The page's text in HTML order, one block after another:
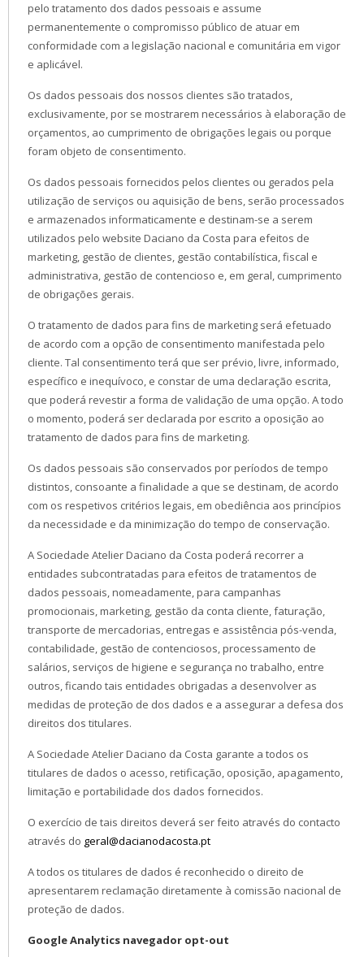
pelo tratamento dos dados pessoais e assume
permanentemente o compromisso público de atuar em
conformidade com a legislação nacional e comunitária em vigor
e aplicável.
Os dados pessoais dos nossos clientes são tratados,
exclusivamente, por se mostrarem necessários à elaboração de
orçamentos, ao cumprimento de obrigações legais ou porque
foram objeto de consentimento.
Os dados pessoais fornecidos pelos clientes ou gerados pela
utilização de serviços ou aquisição de bens, serão processados
e armazenados informaticamente e destinam-se a serem
utilizados pelo website Daciano da Costa para efeitos de
marketing, gestão de clientes, gestão contabilística, fiscal e
administrativa, gestão de contencioso e, em geral, cumprimento
de obrigações gerais.
O tratamento de dados para fins de marketing será efetuado
de acordo com a opção de consentimento manifestada pelo
cliente. Tal consentimento terá que ser prévio, livre, informado,
específico e inequívoco, e constar de uma declaração escrita,
que poderá revestir a forma de validação de uma opção. A todo
o momento, poderá ser declarada por escrito a oposição ao
tratamento de dados para fins de marketing.
Os dados pessoais são conservados por períodos de tempo
distintos, consoante a finalidade a que se destinam, de acordo
com os respetivos critérios legais, em obediência aos princípios
da necessidade e da minimização do tempo de conservação.
A Sociedade Atelier Daciano da Costa poderá recorrer a
entidades subcontratadas para efeitos de tratamentos de
dados pessoais, nomeadamente, para campanhas
promocionais, marketing, gestão da conta cliente, faturação,
transporte de mercadorias, entregas e assistência pós-venda,
contabilidade, gestão de contenciosos, processamento de
salários, serviços de higiene e segurança no trabalho, entre
outros, ficando tais entidades obrigadas a desenvolver as
medidas de proteção de dos dados e a assegurar a defesa dos
direitos dos titulares.
A Sociedade Atelier Daciano da Costa garante a todos os
titulares de dados o acesso, retificação, oposição, apagamento,
limitação e portabilidade dos dados fornecidos.
O exercício de tais direitos deverá ser feito através do contacto
através do geral@dacianodacosta.pt
A todos os titulares de dados é reconhecido o direito de
apresentarem reclamação diretamente à comissão nacional de
proteção de dados.
Google Analytics navegador opt-out